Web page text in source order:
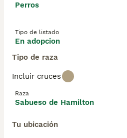
Perros
Tipo de listado
En adopcion
Tipo de raza
Incluir cruces
Raza
Sabueso de Hamilton
Tu ubicación